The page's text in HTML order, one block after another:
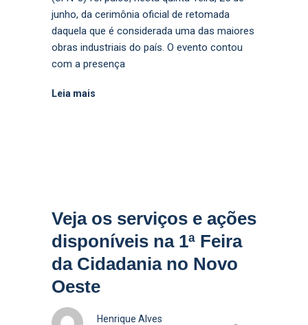
junho, da cerimônia oficial de retomada
daquela que é considerada uma das maiores
obras industriais do país. O evento contou
com a presença
Leia mais
Veja os serviços e ações
disponíveis na 1ª Feira
da Cidadania no Novo
Oeste
Henrique Alves